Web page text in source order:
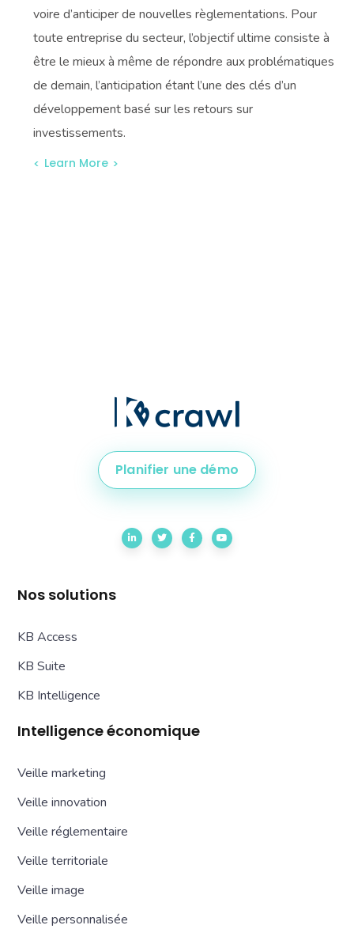
voire d’anticiper de nouvelles règlementations. Pour
toute entreprise du secteur, l’objectif ultime consiste à
être le mieux à même de répondre aux problématiques
de demain, l’anticipation étant l’une des clés d’un
développement basé sur les retours sur
investissements.
Learn More
Planifier une démo
Nos solutions
KB Access
KB Suite
KB Intelligence
Intelligence économique
Veille marketing
Veille innovation
Veille réglementaire
Veille territoriale
Veille image
Veille personnalisée